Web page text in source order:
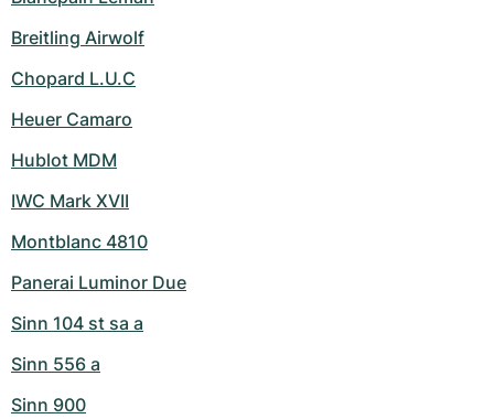
Breitling Airwolf
Chopard L.U.C
Heuer Camaro
Hublot MDM
IWC Mark XVII
Montblanc 4810
Panerai Luminor Due
Sinn 104 st sa a
Sinn 556 a
Sinn 900